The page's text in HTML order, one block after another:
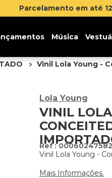
Parcelamento em até
Música
Vinil Lola Young -
Lola Young
VINIL
:
Vinil Lola Young -
Mais Informações.